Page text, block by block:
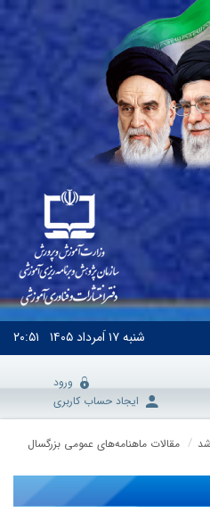
شنبه۱۷ اَمرداد ۱۴۰۵ ۲۰:۵۱
ورود
ایجاد حساب کاربری
مقالات ماهنامه‌های عمومی بزرگسال